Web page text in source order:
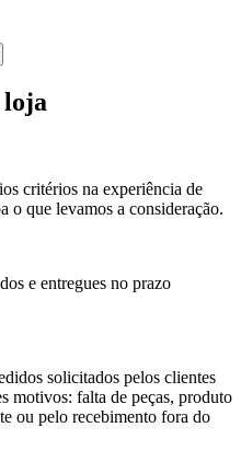
loja
critérios na experiência de
o que levamos a consideração.
e entregues no prazo
solicitados pelos clientes
motivos: falta de peças, produto
ou pelo recebimento fora do